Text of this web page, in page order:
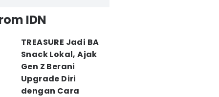
IDN
TREASURE Jadi BA
Snack Lokal, Ajak
Gen Z Berani
Upgrade Diri
dengan Cara